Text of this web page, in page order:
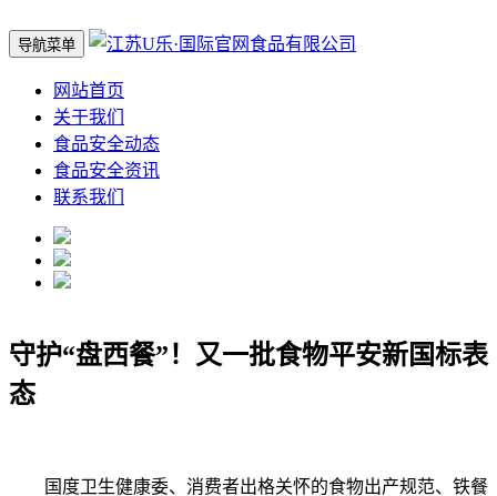
导航菜单
网站首页
关于我们
食品安全动态
食品安全资讯
联系我们
守护“盘西餐”！又一批食物平安新国标表
态
国度卫生健康委、消费者出格关怀的食物出产规范、铁餐